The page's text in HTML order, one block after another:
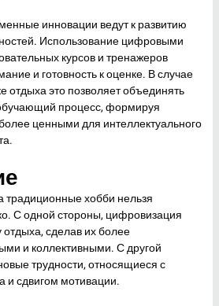
инновации ведут к развитию
Использование цифровыми
курсов и тренажеров
и готовность к оценке. В случае
отдыха это позволяет объединять
процесс, формируя
ценными для интеллектуального
традиционные хобби нельзя
С одной стороны, цифровизация
отдыха, сделав их более
и коллективными. С другой
трудности, относящиеся с
и сдвигом мотивации.